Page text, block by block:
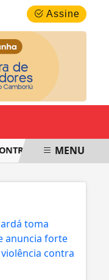
Assine
AS MULHERES EM
MENU